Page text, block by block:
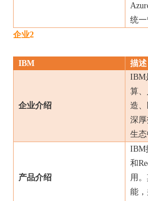
统
企业2
IBM 描述
企业介绍
IBM
算
造
深
生
产品介绍
IBM
和
用
能